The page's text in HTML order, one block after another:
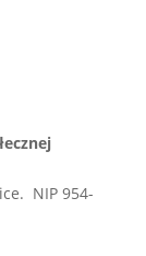
NIP 954-